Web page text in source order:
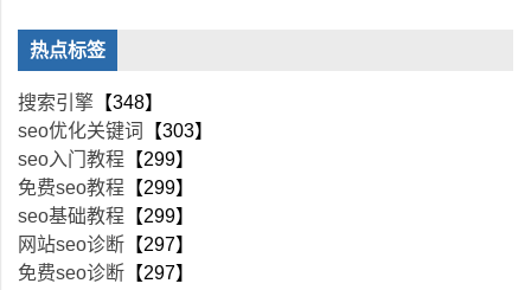
热点标签
搜索引擎 【348】
seo优化关键词
【303】
seo入门教程 【299】
免费seo教程 【299】
seo基础教程 【299】
网站seo诊断 【297】
免费seo诊断 【297】